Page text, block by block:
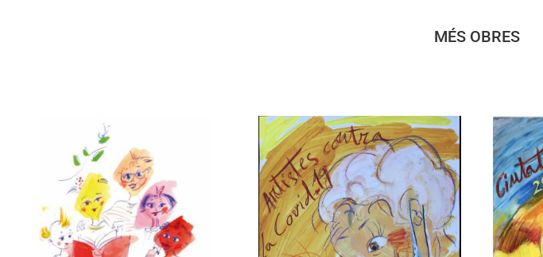
MÉS OBRES